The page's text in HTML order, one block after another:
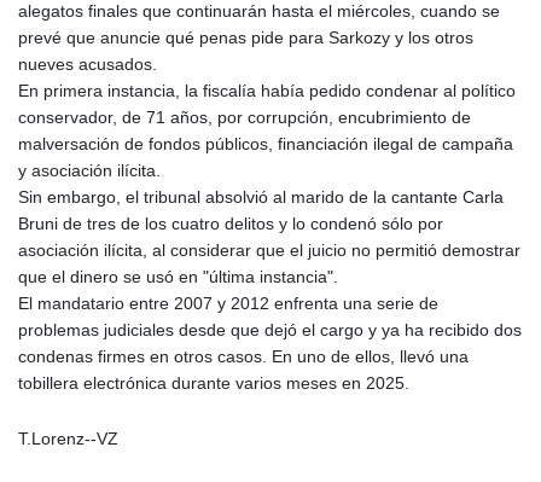
alegatos finales que continuarán hasta el miércoles, cuando se
prevé que anuncie qué penas pide para Sarkozy y los otros
nueves acusados.
En primera instancia, la fiscalía había pedido condenar al político
conservador, de 71 años, por corrupción, encubrimiento de
malversación de fondos públicos, financiación ilegal de campaña
y asociación ilícita.
Sin embargo, el tribunal absolvió al marido de la cantante Carla
Bruni de tres de los cuatro delitos y lo condenó sólo por
asociación ilícita, al considerar que el juicio no permitió demostrar
que el dinero se usó en "última instancia".
El mandatario entre 2007 y 2012 enfrenta una serie de
problemas judiciales desde que dejó el cargo y ya ha recibido dos
condenas firmes en otros casos. En uno de ellos, llevó una
tobillera electrónica durante varios meses en 2025.
T.Lorenz--VZ